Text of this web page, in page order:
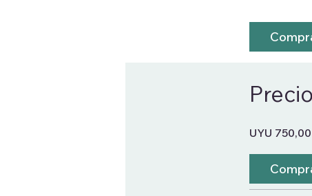
Precio
UYU 750,00